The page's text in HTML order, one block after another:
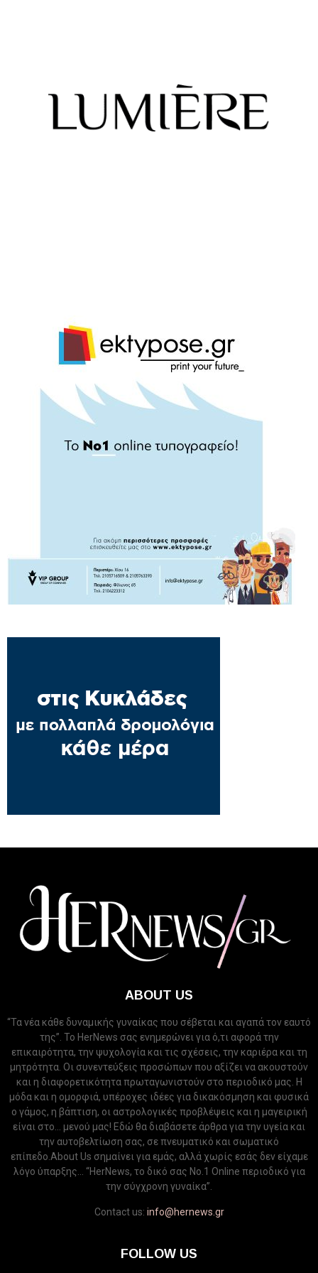
ABOUT US
“Τα νέα κάθε δυναμικής γυναίκας που σέβεται και αγαπά τον εαυτό
της”. Το HerNews σας ενημερώνει για ό,τι αφορά την
επικαιρότητα, την ψυχολογία και τις σχέσεις, την καριέρα και τη
μητρότητα. Οι συνεντεύξεις προσώπων που αξίζει να ακουστούν
και η διαφορετικότητα πρωταγωνιστούν στο περιοδικό μας. Η
μόδα και η ομορφιά, υπέροχες ιδέες για δικακόσμηση και φυσικά
ο γάμος, η βάπτιση, οι αστρολογικές προβλέψεις και η μαγειρική
είναι στο... μενού μας! Εδώ θα διαβάσετε άρθρα για την υγεία και
την αυτοβελτίωση σας, σε πνευματικό και σωματικό
επίπεδο.About Us σημαίνει για εμάς, αλλά χωρίς εσάς δεν είχαμε
λόγο ύπαρξης... “HerNews, το δικό σας Νo.1 Online περιοδικό για
την σύγχρονη γυναίκα”.
Contact us: info@hernews.gr
FOLLOW US